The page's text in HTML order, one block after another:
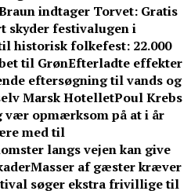
indtager Torvet: Gratis
skyder festivalugen i
historisk folkefest: 22.000
til GrønEfterladte effekter
eftersøgning til vands og
Marsk HotelletPoul Krebs
vær opmærksom på at i år
med til
langs vejen kan give
Masser af gæster kræver
søger ekstra frivillige til